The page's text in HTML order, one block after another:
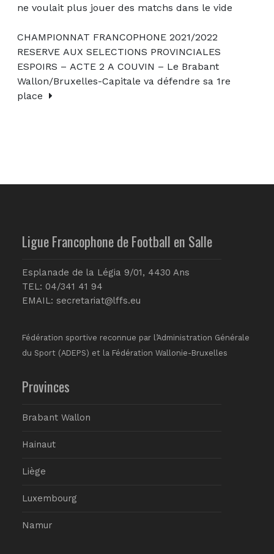
ne voulait plus jouer des matchs dans le vide
CHAMPIONNAT FRANCOPHONE 2021/2022
RESERVE AUX SELECTIONS PROVINCIALES
ESPOIRS – ACTE 2 A COUVIN – Le Brabant
Wallon/Bruxelles-Capitale va défendre sa 1re
place
Ligue Francophone de Football en Salle
Esplanade de la Légia 9/01, 4430 Ans
TEL: 04/341 41 94
EMAIL: secretariat@lffs.eu
Fédération sportive reconnue par l’Administration Générale
du Sport (ADEPS) et la Fédération Wallonie-Bruxelles
Provinces
Brabant Wallon
Hainaut
Liège
Luxembourg
Namur